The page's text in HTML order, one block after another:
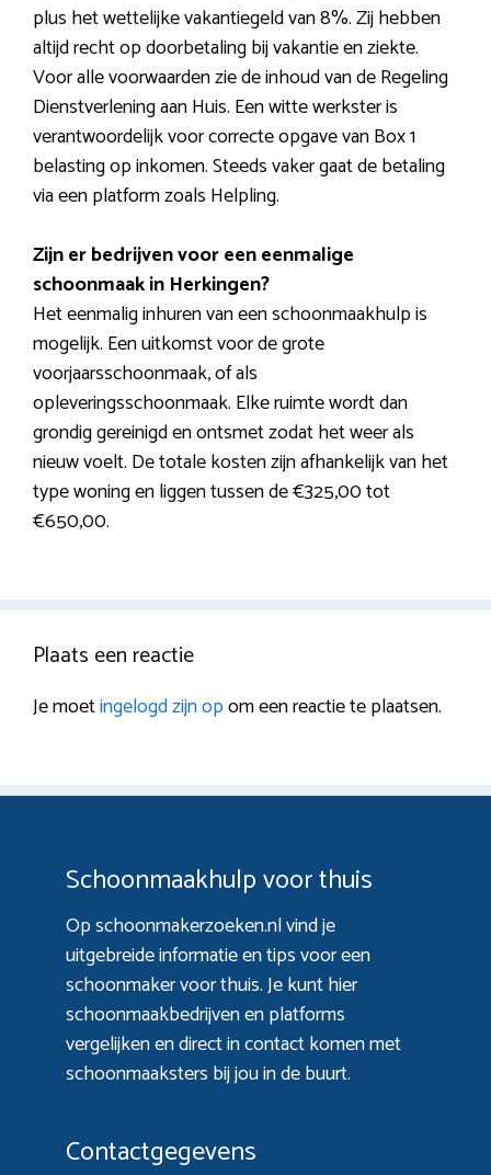
plus het wettelijke vakantiegeld van 8%. Zij hebben
altijd recht op doorbetaling bij vakantie en ziekte.
Voor alle voorwaarden zie de inhoud van de Regeling
Dienstverlening aan Huis. Een witte werkster is
verantwoordelijk voor correcte opgave van Box 1
belasting op inkomen. Steeds vaker gaat de betaling
via een platform zoals Helpling.
Zijn er bedrijven voor een eenmalige
schoonmaak in Herkingen?
Het eenmalig inhuren van een schoonmaakhulp is
mogelijk. Een uitkomst voor de grote
voorjaarsschoonmaak, of als
opleveringsschoonmaak. Elke ruimte wordt dan
grondig gereinigd en ontsmet zodat het weer als
nieuw voelt. De totale kosten zijn afhankelijk van het
type woning en liggen tussen de €325,00 tot
€650,00.
Plaats een reactie
Je moetingelogd zijn opom een reactie te plaatsen.
Schoonmaakhulp voor thuis
Op schoonmakerzoeken.nl vind je
uitgebreide informatie en tips voor een
schoonmaker voor thuis. Je kunt hier
schoonmaakbedrijven en platforms
vergelijken en direct in contact komen met
schoonmaaksters bij jou in de buurt.
Contactgegevens